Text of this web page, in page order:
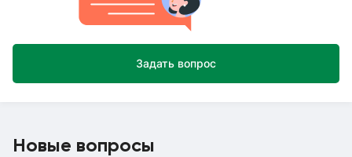
Задать вопрос
Новые вопросы